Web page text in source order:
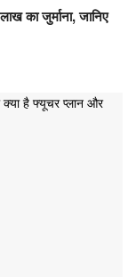
का जुर्माना, जानिए